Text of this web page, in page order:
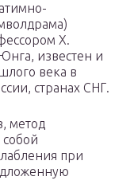
Х.
известен и
века в
странах СНГ.
метод
собой
при